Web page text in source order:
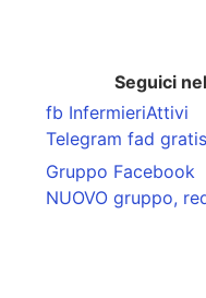
Seguici
fb InfermieriAttivi
Telegram fad
Gruppo Facebook
NUOVO gruppo,